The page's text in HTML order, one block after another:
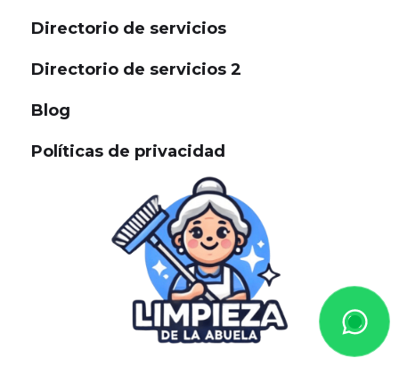
Directorio de servicios
Directorio de servicios 2
Blog
Políticas de privacidad